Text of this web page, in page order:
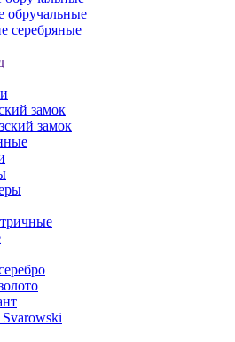
обручальные
серебряные
замок
замок